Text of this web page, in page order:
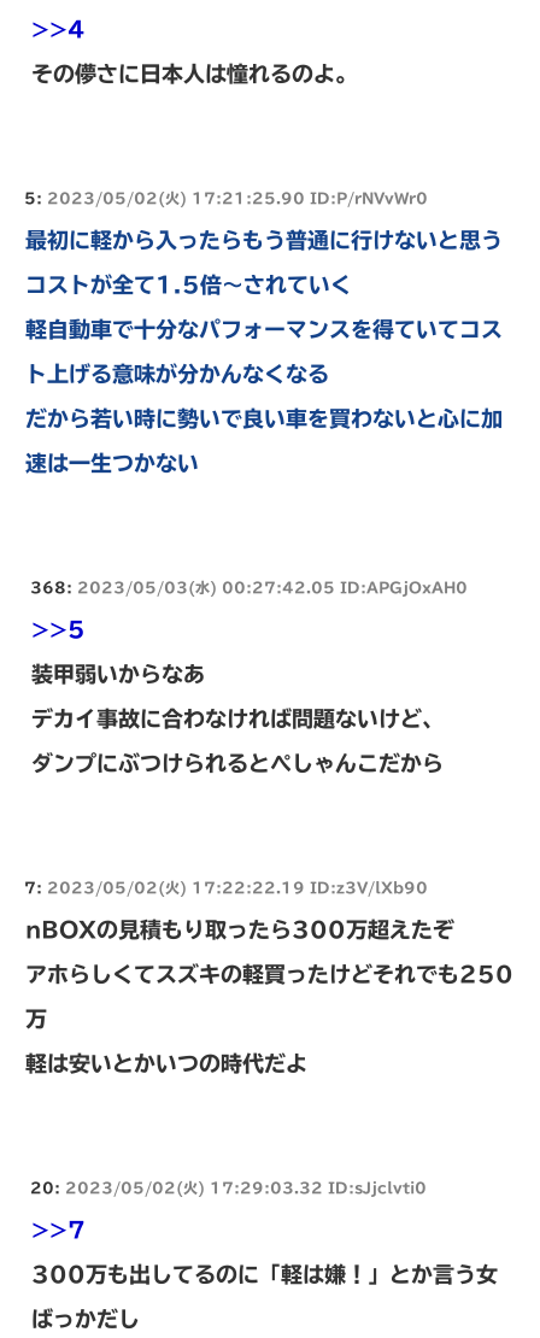
>>4
その儚さに日本人は憧れるのよ。
5: 2023/05/02(火) 17:21:25.90 ID:P/rNVvWr0
最初に軽から入ったらもう普通に行けないと思う
コストが全て1.5倍～されていく
軽自動車で十分なパフォーマンスを得ていてコス
ト上げる意味が分かんなくなる
だから若い時に勢いで良い車を買わないと心に加
速は一生つかない
368: 2023/05/03(水) 00:27:42.05 ID:APGjOxAH0
>>5
装甲弱いからなあ
デカイ事故に合わなければ問題ないけど、
ダンプにぶつけられるとぺしゃんこだから
7: 2023/05/02(火) 17:22:22.19 ID:z3V/lXb90
nBOXの見積もり取ったら300万超えたぞ
アホらしくてスズキの軽買ったけどそれでも250
万
軽は安いとかいつの時代だよ
20: 2023/05/02(火) 17:29:03.32 ID:sJjclvti0
>>7
300万も出してるのに「軽は嫌！」とか言う女
ばっかだし